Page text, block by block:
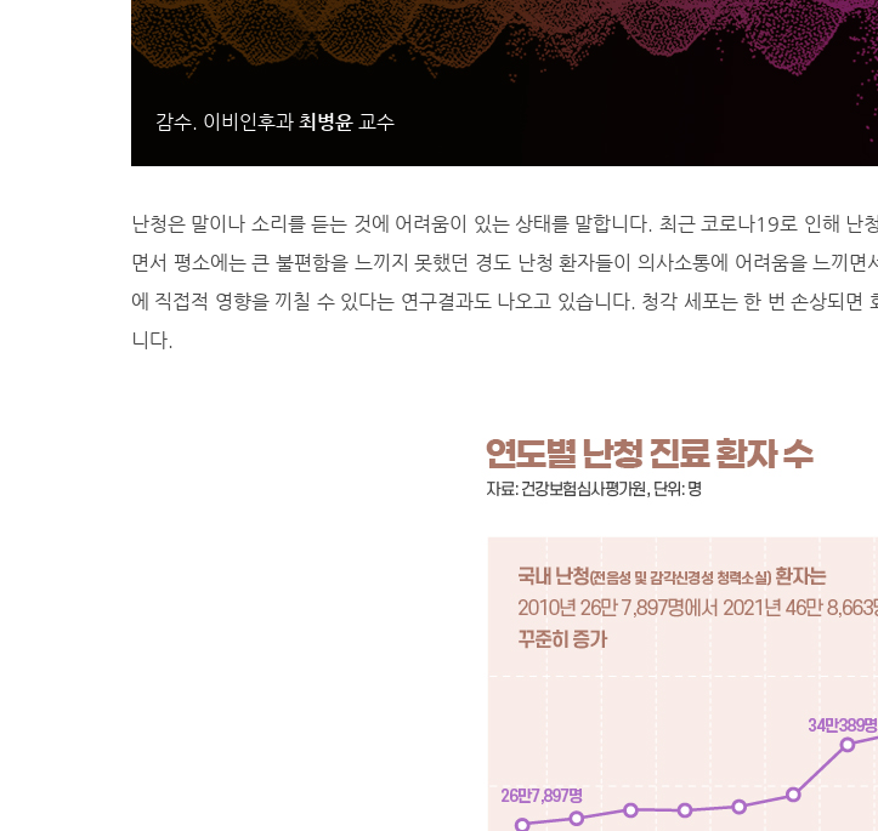
감수. 이비인후과 최병윤 교수
난청은 말이나 소리를 듣는 것에 어려움이 있는 상태를 말합니다. 최근 코로나19로 인해
면서 평소에는 큰 불편함을 느끼지 못했던 경도 난청 환자들이 의사소통에 어려움을 느끼
에 직접적 영향을 끼칠 수 있다는 연구결과도 나오고 있습니다. 청각 세포는 한 번 손상되
니다.